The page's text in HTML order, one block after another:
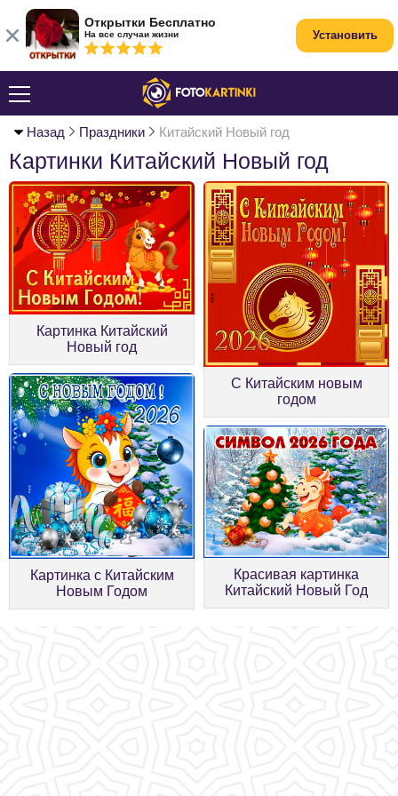
Назад Праздники Китайский Новый год
Картинки Китайский Новый год
Картинка Китайский
Новый год
С Китайским новым
годом
Картинка с Китайским
Новым Годом
Красивая картинка
Китайский Новый Год
Открытки Бесплатно
На все случаи жизни Установить